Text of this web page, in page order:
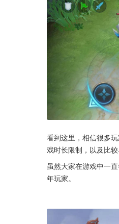
看到这里，相信很多
戏时长限制，以及比
虽然大家在游戏中一
年玩家。